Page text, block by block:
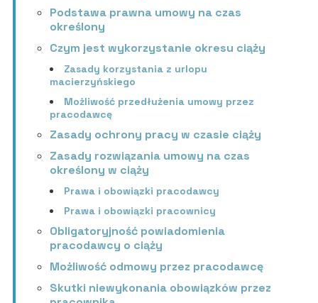
Podstawa prawna umowy na czas
określony
Czym jest wykorzystanie okresu ciąży
Zasady korzystania z urlopu
macierzyńskiego
Możliwość przedłużenia umowy przez
pracodawcę
Zasady ochrony pracy w czasie ciąży
Zasady rozwiązania umowy na czas
określony w ciąży
Prawa i obowiązki pracodawcy
Prawa i obowiązki pracownicy
Obligatoryjność powiadomienia
pracodawcy o ciąży
Możliwość odmowy przez pracodawcę
Skutki niewykonania obowiązków przez